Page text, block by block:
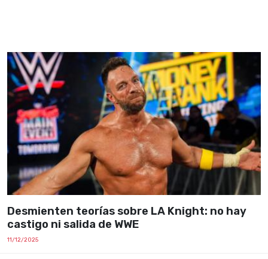
Desmienten teorías sobre LA Knight: no hay
castigo ni salida de WWE
11/12/2025